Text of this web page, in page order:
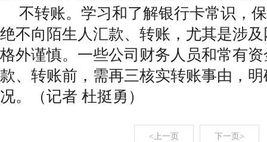
不转账。学习和了解银行卡常识，
绝不向陌生人汇款、转账，尤其是涉
格外谨慎。一些公司财务人员和常有
款、转账前，需再三核实转账事由，
况。（记者 杜挺勇）
<上一页 下一页>